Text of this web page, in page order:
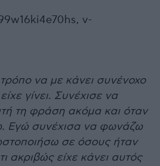
v-
να με κάνει συνένοχο
γίνει. Συνέχισε να
τη φράση ακόμα και όταν
Εγώ συνέχισα να φωνάζω
σε όσους ήταν
ακριβώς είχε κάνει αυτός